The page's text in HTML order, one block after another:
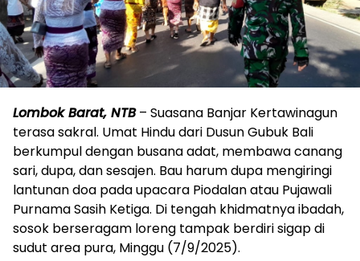
Lombok Barat, NTB– Suasana Banjar Kertawinagun
terasa sakral. Umat Hindu dari Dusun Gubuk Bali
berkumpul dengan busana adat, membawa canang
sari, dupa, dan sesajen. Bau harum dupa mengiringi
lantunan doa pada upacara Piodalan atau Pujawali
Purnama Sasih Ketiga. Di tengah khidmatnya ibadah,
sosok berseragam loreng tampak berdiri sigap di
sudut area pura, Minggu (7/9/2025).